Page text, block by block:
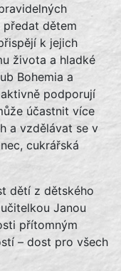
dětem
k jejich
života a hladké
Bohemia a
podporují
účastnit více
a vzdělávat se v
cukrářská
dětí z dětského
Janou
přítomným
– dost pro všech